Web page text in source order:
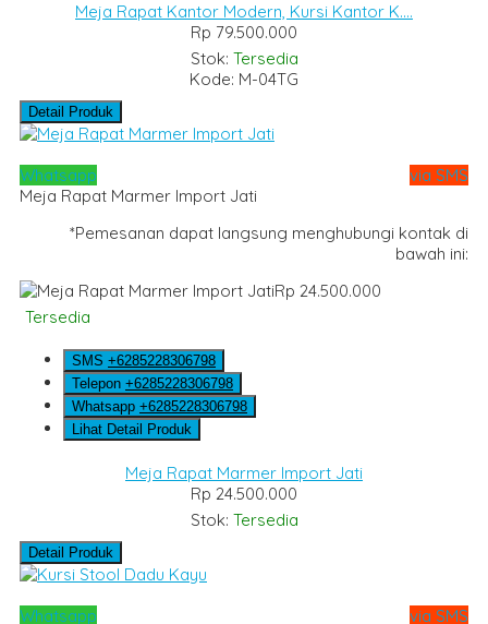
Meja Rapat Kantor Modern, Kursi Kantor K....
Rp 79.500.000
Stok: Tersedia
Kode: M-04TG
Detail Produk
Whatsapp
via SMS
Meja Rapat Marmer Import Jati
*Pemesanan dapat langsung menghubungi kontak di
bawah ini:
Rp 24.500.000
Tersedia
SMS +6285228306798
Telepon +6285228306798
Whatsapp +6285228306798
Lihat Detail Produk
Meja Rapat Marmer Import Jati
Rp 24.500.000
Stok: Tersedia
Detail Produk
Whatsapp
via SMS